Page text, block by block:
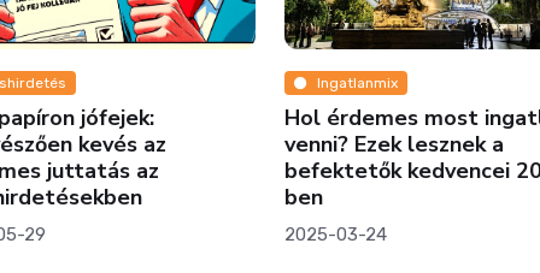
Hol érdemes most ingatlant
venni? Ezek lesznek a
befektetők kedvencei 2025-
ben
2018-03-11